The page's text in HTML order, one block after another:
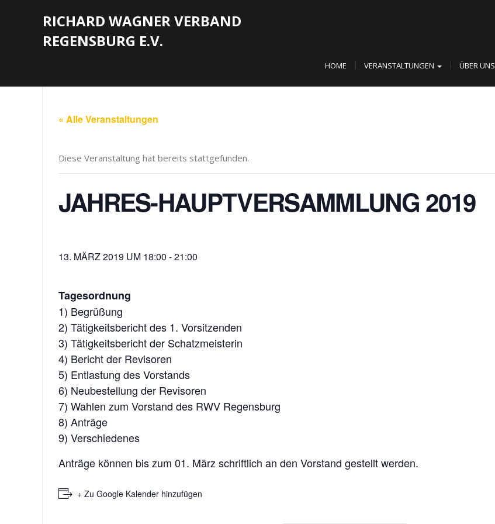
RICHARD WAGNER VERBAND
REGENSBURG E.V.
HOME VERANSTALTUNGEN ÜBER UNS
« Alle Veranstaltungen
Diese Veranstaltung hat bereits stattgefunden.
JAHRES-HAUPTVERSAMMLUNG 2019
13. MÄRZ 2019 UM 18:00 -21:00
Tagesordnung
1) Begrüßung
2) Tätigkeitsbericht des 1. Vorsitzenden
3) Tätigkeitsbericht der Schatzmeisterin
4) Bericht der Revisoren
5) Entlastung des Vorstands
6) Neubestellung der Revisoren
7) Wahlen zum Vorstand des RWV Regensburg
8) Anträge
9) Verschiedenes
Anträge können bis zum 01. März schriftlich an den Vorstand gestellt werden.
+ Zu Google Kalender hinzufügen